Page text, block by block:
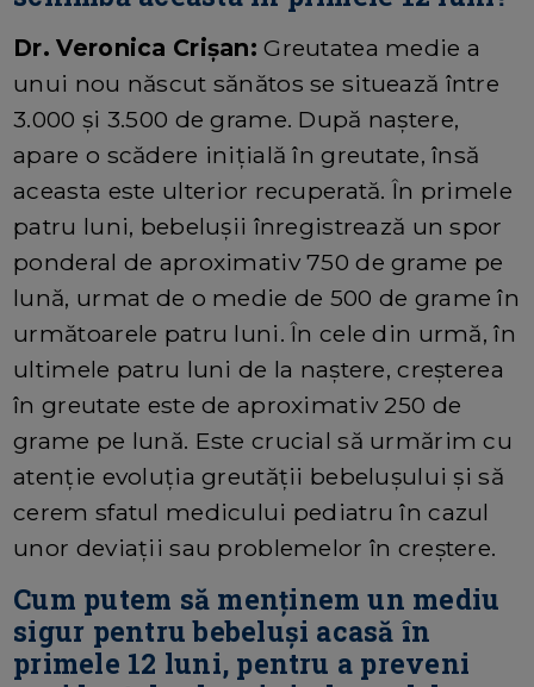
Dr. Veronica Crișan:Greutatea medie a
unui nou născut sănătos se situează între
3.000 și 3.500 de grame. După naștere,
apare o scădere inițială în greutate, însă
aceasta este ulterior recuperată. În primele
patru luni, bebelușii înregistrează un spor
ponderal de aproximativ 750 de grame pe
lună, urmat de o medie de 500 de grame în
următoarele patru luni. În cele din urmă, în
ultimele patru luni de la naștere, creșterea
în greutate este de aproximativ 250 de
grame pe lună. Este crucial să urmărim cu
atenție evoluția greutății bebelușului și să
cerem sfatul medicului pediatru în cazul
unor deviații sau problemelor în creștere.
Cum putem să menținem un mediu
sigur pentru bebeluși acasă în
primele 12 luni, pentru a preveni